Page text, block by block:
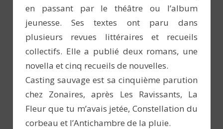
en passant par le théâtre ou l’album
jeunesse. Ses textes ont paru dans
plusieurs revues littéraires et recueils
collectifs. Elle a publié deux romans, une
novella et cinq recueils de nouvelles.
Casting sauvage est sa cinquième parution
chez Zonaires, après Les Ravissants, La
Fleur que tu m’avais jetée, Constellation du
corbeau et l’Antichambre de la pluie.